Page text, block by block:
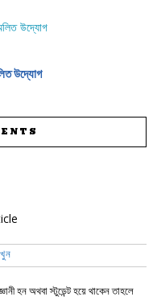
উদ্যোগ
হন অথবা স্টুডেন্ট হয়ে থাকেন তাহলে